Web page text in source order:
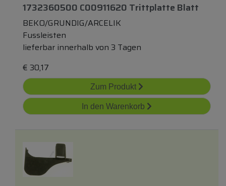
1732360500 C00911620 Trittplatte Blatt
BEKO/GRUNDIG/ARCELIK
Fussleisten
lieferbar innerhalb von 3 Tagen
€ 30,17
Zum Produkt
In den Warenkorb